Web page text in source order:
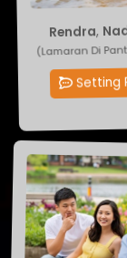
Rendra ,
(Lamaran Di
Setting